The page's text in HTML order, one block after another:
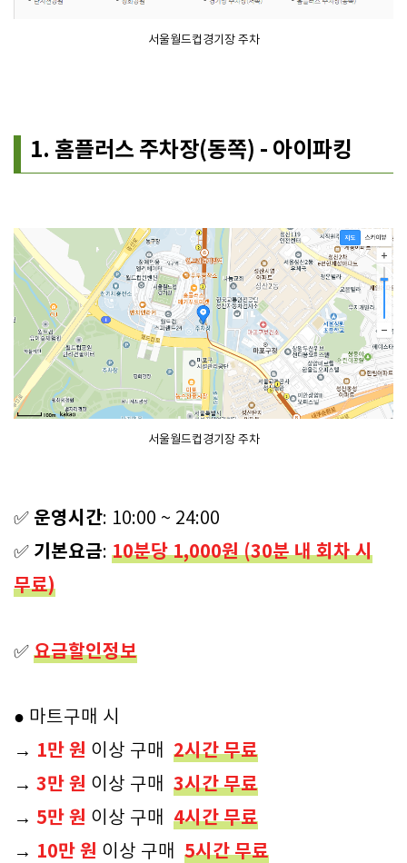
서울월드컵경기장 주차
1. 홈플러스 주차장(동쪽) - 아이파킹
서울월드컵경기장 주차
✅ 운영시간: 10:00 ~ 24:00
✅ 기본요금: 10분당 1,000원 (30분 내 회차 시
무료)
✅ 요금할인정보
● 마트구매 시
→ 1만 원 이상 구매 2시간 무료
→ 3만 원 이상 구매 3시간 무료
→ 5만 원 이상 구매 4시간 무료
→ 10만 원 이상 구매 5시간 무료